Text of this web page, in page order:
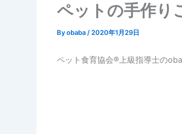
ペットの手作り
Byobaba / 2020年1月29日
ペット食育協会®︎上級指導士の